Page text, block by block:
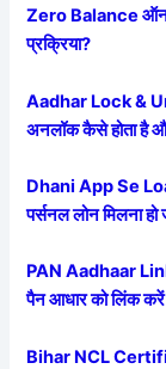
Zero Balance
प्रक्रिया?
Aadhar Lock &
अनलॉक कैसे होता है
Dhani App Se
पर्सनल लोन मिलना
PAN Aadhaar
पैन आधार को लिंक
Bihar NCL